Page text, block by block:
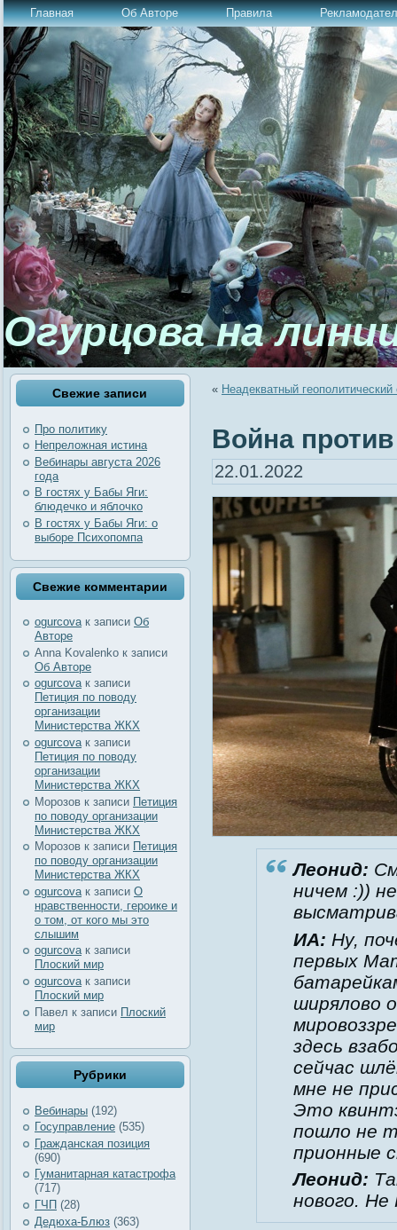
Главная Об Авторе Правила
Огурцова на
Свежие записи
Про политику
Непреложная истина
Вебинары августа 2026
года
В гостях у Бабы Яги:
блюдечко и яблочко
В гостях у Бабы Яги: о
выборе Психопомпа
Свежие комментарии
ogurcovaк записи Об
Авторе
Anna Kovalenko к записи
Об Авторе
ogurcovaк записи
Петиция по поводу
организации
Министерства ЖКХ
ogurcova к записи
Петиция по поводу
организации
Министерства ЖКХ
Морозов к записи Петиция
по поводу организации
Министерства ЖКХ
Морозов к записи Петиция
по поводу организации
Министерства ЖКХ
ogurcova к записи О
нравственности, героике и
о том, от кого мы это
слышим
ogurcovaк записи
Плоский мир
ogurcova к записи
Плоский мир
Павел к записи Плоский
мир
Рубрики
Вебинары (192)
Госуправление (535)
Гражданская позиция
(690)
Гуманитарная катастрофа
(717)
ГЧП (28)
Дедюха-Блюз (363)
« Неадекватный геополитический
Война
22.01.2022
Леонид:
ничем :))
ИА: Ну,
первых
ширялово
здесь
сейчас
мне не
Это
пошло не
прионные
Леонид:
нового.